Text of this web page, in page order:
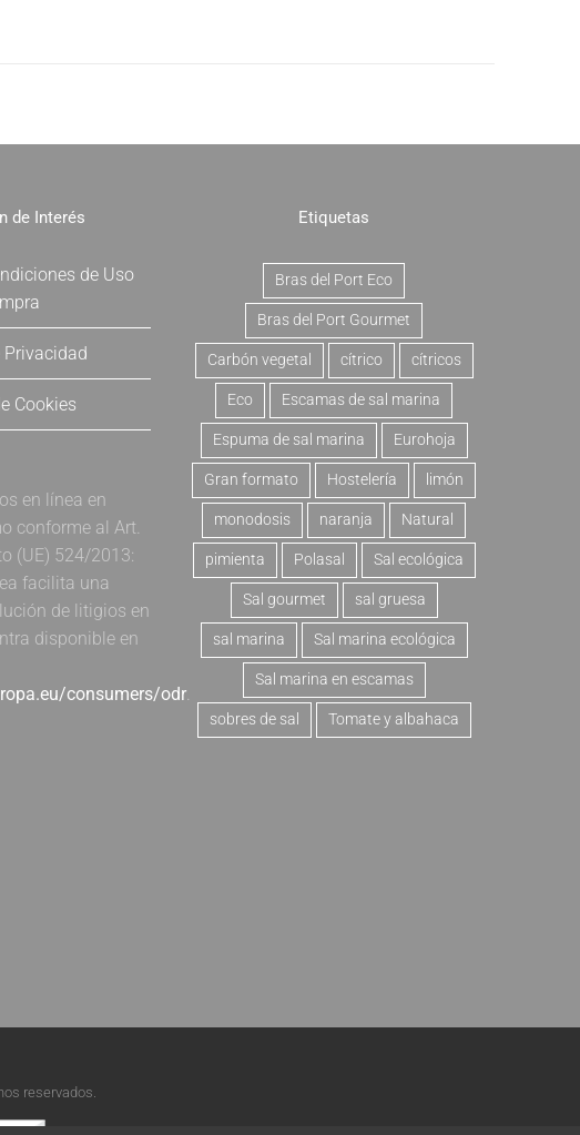
de Interés
de Uso
Cookies
en línea en
conforme al Art.
(UE) 524/2013:
facilita una
de litigios en
disponible en
consumers/odr.
Etiquetas
Bras del Port Eco
Bras del Port Gourmet
Carbón vegetal cítrico cítricos
Eco Escamas de sal marina
Espuma de sal marina Eurohoja
Gran formato Hostelería limón
monodosis naranja Natural
pimienta Polasal Sal ecológica
Sal gourmet sal gruesa
sal marina Sal marina ecológica
Sal marina en escamas
sobres de sal Tomate y albahaca
reservados.